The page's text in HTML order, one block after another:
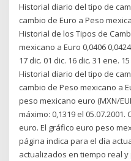
Historial diario del tipo de
cambio de Euro a Peso
Historial de los Tipos de
mexicano a Euro 0,0406
17 dic. 01 dic. 16 dic. 31 ene.
Historial diario del tipo de
cambio de Peso mexicano a
peso mexicano euro (MXN/
máximo: 0,1319 el
euro. El gráfico euro peso
página indica para el día
actualizados en tiempo real